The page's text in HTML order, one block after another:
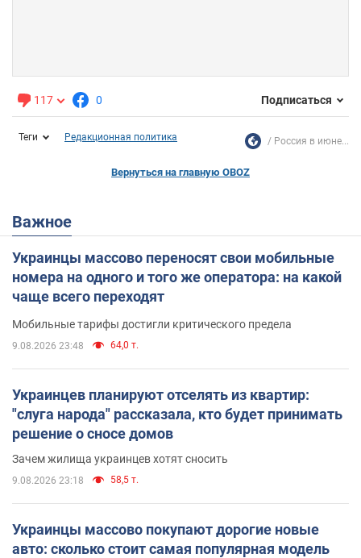
117 0 Подписаться
Теги Редакционная политика Россия в июне...
Вернуться на главную OBOZ
Важное
Украинцы массово переносят свои мобильные
номера на одного и того же оператора: на какой
чаще всего переходят
Мобильные тарифы достигли критического предела
9.08.2026 23:48 64,0 т.
Украинцев планируют отселять из квартир:
"слуга народа" рассказала, кто будет принимать
решение о сносе домов
Зачем жилища украинцев хотят сносить
9.08.2026 23:18 58,5 т.
Украинцы массово покупают дорогие новые
авто: сколько стоит самая популярная модель